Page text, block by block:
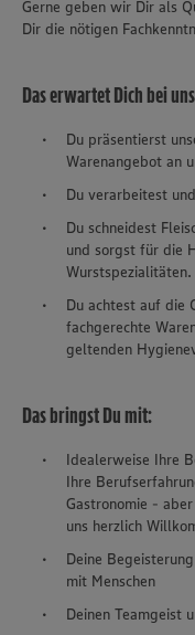
Gerne geben wir Dir als
Dir die nötigen
Das erwartet Dich bei
Du präsentierst
Warenangebot an
Du verarbeitest
Du schneidest
und sorgst für die
Wurstspezialitäten.
Du achtest auf die
fachgerechte
geltenden
Das bringst Du mit:
Idealerweise Ihre
Ihre
Gastronomie -
uns herzlich
Deine
mit Menschen
Deinen Teamgeist